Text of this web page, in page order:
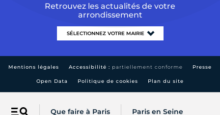
Que faire à Paris Paris en Seine
Retrouvez les actualités de votre
arrondissement
Mentions légales Accessibilité : partiellement conforme Presse
Open Data Politique de cookies Plan du site